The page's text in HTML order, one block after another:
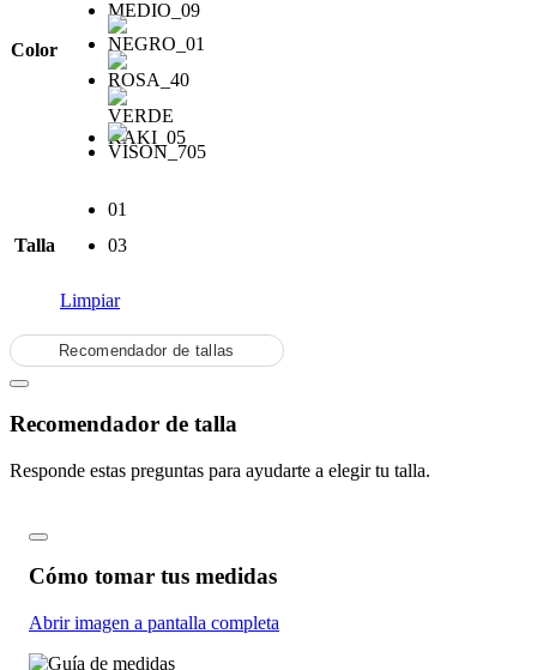
Color
Talla
01
03
Limpiar
Recomendador de tallas
Recomendador de talla
Responde estas preguntas para ayudarte a elegir tu talla.
Cómo tomar tus medidas
Abrir imagen a pantalla completa